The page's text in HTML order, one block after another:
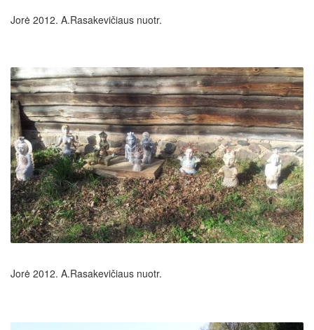
Jorė 2012. A.Rasakevičiaus nuotr.
Jorė 2012. A.Rasakevičiaus nuotr.